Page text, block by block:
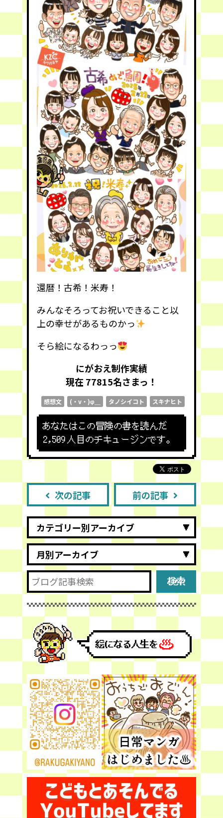
還暦！古希！米寿！
みんなそろってお祝いできること以
上の幸せがあるものかっ
そら絵になるわっっ
にがおえ制作実績
現在 77815名さまっ！
感想文 (・v・)φ＿ タノシイコト スキナヒト
あなたはこの冒険の書を読んだ
2,509 人目のチキュージンです。
次の記事 前の記事